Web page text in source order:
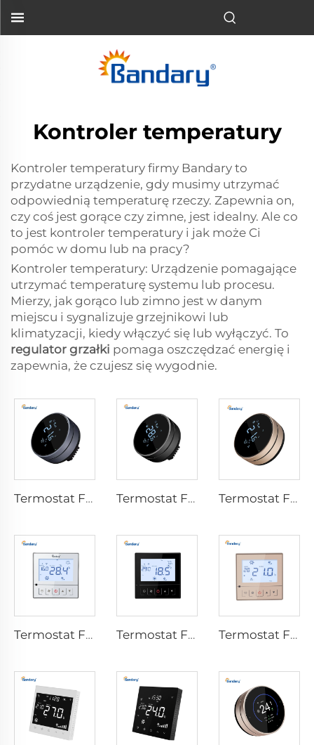
Kontroler temperatury
Kontroler temperatury firmy Bandary to
przydatne urządzenie, gdy musimy utrzymać
odpowiednią temperaturę rzeczy. Zapewnia on,
czy coś jest gorące czy zimne, jest idealny. Ale co
to jest kontroler temperatury i jak może Ci
pomóc w domu lub na pracy?
Kontroler temperatury: Urządzenie pomagające
utrzymać temperaturę systemu lub procesu.
Mierzy, jak gorąco lub zimno jest w danym
miejscu i sygnalizuje grzejnikowi lub
klimatyzacji, kiedy włączyć się lub wyłączyć. To
regulator grzałki pomaga oszczędzać energię i
zapewnia, że czujesz się wygodnie.
Termostat FC610 dla wentylatora koilowego Termostat FC610-C dla wentylatora koilowego Termostat FC610-D dla wentylatora koilowego
Termostat FC221W dla wentylatora koilowego Termostat FC221 dla wentylatora koilowego Termostat FC220CK dla wentylatora koilowego